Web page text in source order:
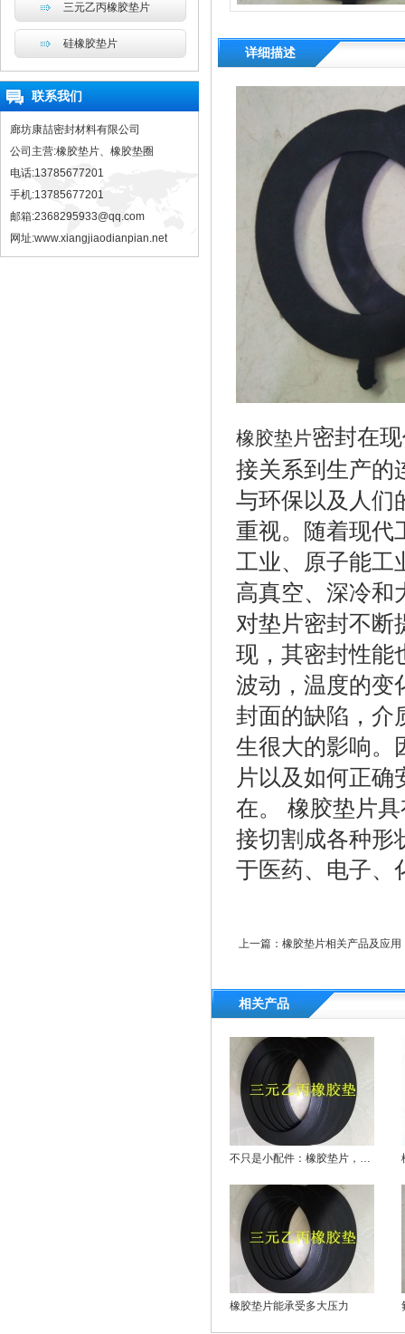
详细描述
橡胶垫片密封在
接关系到生产的
与环保以及人们
重视。随着现代
工业、原子能工
高真空、深冷和
对垫片密封不断
现，其密封性能
波动，温度的变
封面的缺陷，介
生很大的影响。
片以及如何正确
在。 橡胶垫片
接切割成各种形
于医药、电子、
上一篇： 橡胶垫片相关产品及应用
相关产品
不只是小配件：橡胶垫片，大作用！
橡胶垫片能承受多大压力
三元乙丙橡胶垫片
硅橡胶垫片
联系我们
廊坊康喆密封材料有限公司
公司主营:橡胶垫片、橡胶垫圈
电话:13785677201
手机:13785677201
邮箱:2368295933@qq.com
网址:www.xiangjiaodianpian.net